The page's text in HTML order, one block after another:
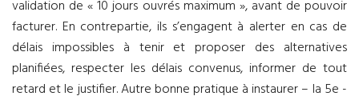
validation de « 10 jours ouvrés maximum », avant de pouvoir
facturer. En contrepartie, ils s’engagent à alerter en cas de
délais impossibles à tenir et proposer des alternatives
planifiées, respecter les délais convenus, informer de tout
retard et le justifier. Autre bonne pratique à instaurer – la 5e -